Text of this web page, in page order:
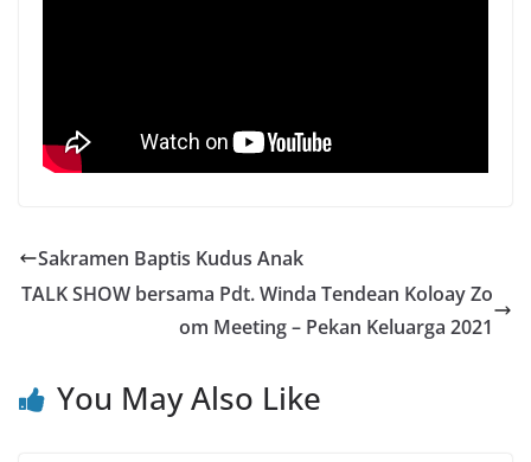
Sakramen Baptis Kudus Anak
TALK SHOW bersama Pdt. Winda Tendean Koloay Zo
om Meeting – Pekan Keluarga 2021
You May Also Like